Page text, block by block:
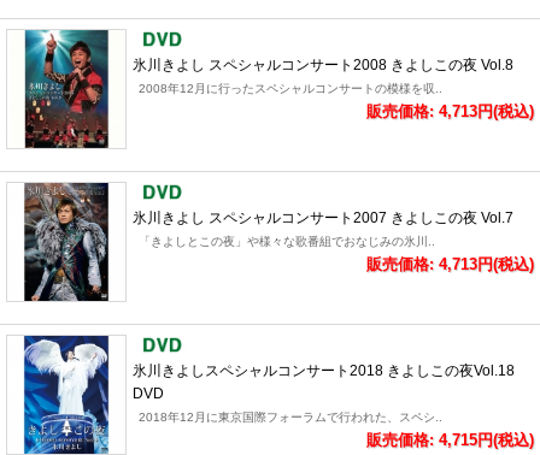
氷川きよし スペシャルコンサート2008 きよしこの夜 Vol.8
2008年12月に行ったスペシャルコンサートの模様を収..
販売価格: 4,713円(税込)
氷川きよし スペシャルコンサート2007 きよしこの夜 Vol.7
「きよしとこの夜」や様々な歌番組でおなじみの氷川..
販売価格: 4,713円(税込)
氷川きよしスペシャルコンサート2018 きよしこの夜Vol.18
DVD
2018年12月に東京国際フォーラムで行われた、スペシ..
販売価格: 4,715円(税込)